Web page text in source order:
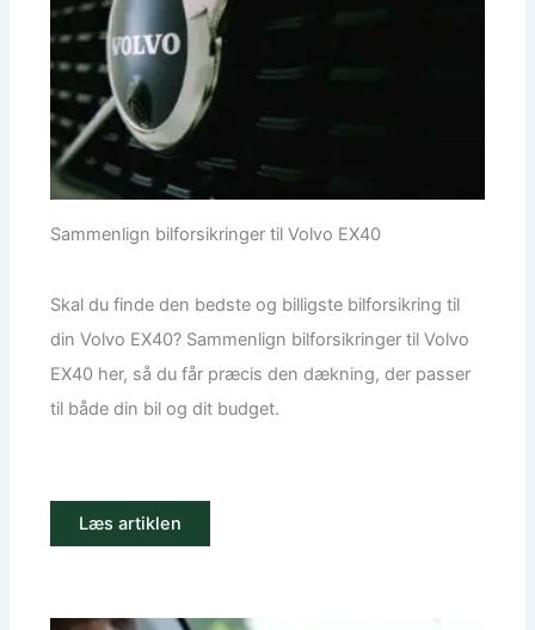
Sammenlign bilforsikringer til Volvo EX40
Skal du finde den bedste og billigste bilforsikring til
din Volvo EX40? Sammenlign bilforsikringer til Volvo
EX40 her, så du får præcis den dækning, der passer
til både din bil og dit budget.
Læs artiklen